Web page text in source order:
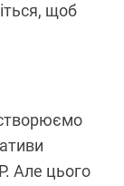
щоб
Але цього